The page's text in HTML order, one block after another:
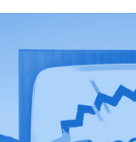
dalla montagna le
pub al BAWA ai DJ
Gatherings, le
compagnia.In totale,
provenienti da oltre
momenti salienti
TRY.SHOPS 1 STTRY
gennaio 2027.